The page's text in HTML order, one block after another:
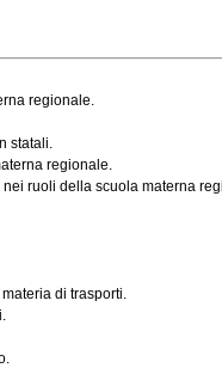
regionale.
statali.
regionale.
ruoli della scuola materna
di trasporti.